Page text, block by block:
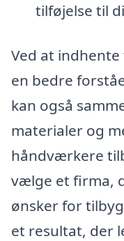
tilføjelse til
Ved at
en bedre
kan også
materialer og
håndværkere
vælge et firma,
ønsker for
et resultat, der